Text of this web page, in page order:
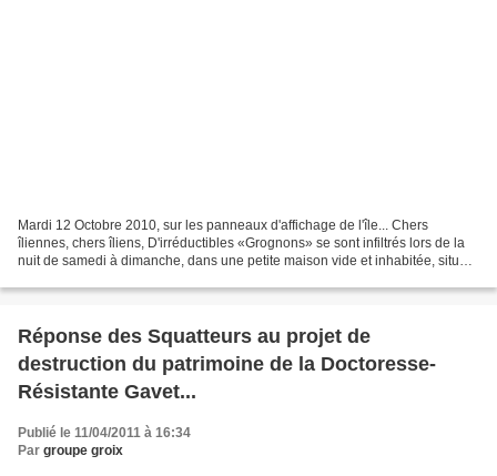
Mardi 12 Octobre 2010, sur les panneaux d'affichage de l'île... Chers
îliennes, chers îliens, D'irréductibles «Grognons» se sont infiltrés lors de la
nuit de samedi à dimanche, dans une petite maison vide et inhabitée, située
Réponse des Squatteurs au projet de
destruction du patrimoine de la Doctoresse-
Résistante Gavet...
Publié le 11/04/2011 à 16:34
Par groupe groix